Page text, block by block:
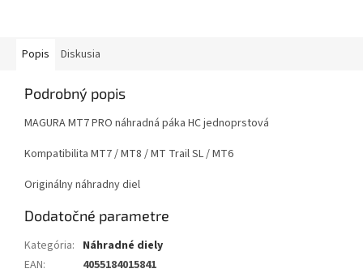
Popis Diskusia
Podrobný popis
MAGURA MT7 PRO náhradná páka HC jednoprstová
Kompatibilita MT7 / MT8 / MT Trail SL / MT6
Originálny náhradny diel
Dodatočné parametre
Kategória: Náhradné diely
EAN: 4055184015841